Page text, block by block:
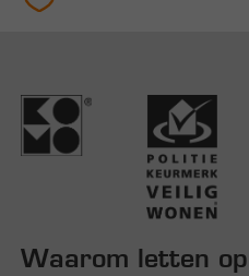
Waarom letten